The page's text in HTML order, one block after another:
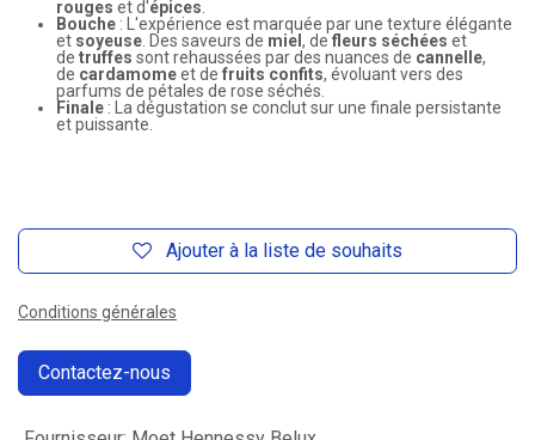
rouges et d'épices
Bouche : L'expérience est marquée par une texture élégante
et soyeuse . Des saveurs de miel , de fleurs séchées et
de truffes sont rehaussées par des nuances de cannelle,
de cardamomeet de fruits confits, évoluant vers des
parfums de pétales de rose séchés.
Finale : La dégustation se conclut sur une finale persistante
et puissante.
Ajouter à la liste de souhaits
Conditions générales
Contactez-nous